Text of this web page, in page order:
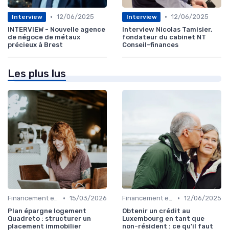
Interview • 12/06/2025
INTERVIEW - Nouvelle agence
de négoce de métaux
précieux à Brest
Interview • 12/06/2025
Interview Nicolas Tamisier,
fondateur du cabinet NT
Conseil-finances
Les plus lus
Financement et Prêts Immobiliers • 15/03/2026
Plan épargne logement
Quadreto : structurer un
placement immobilier
Financement et Prêts Immobiliers • 12/06/2025
Obtenir un crédit au
Luxembourg en tant que
non-résident : ce qu'il faut